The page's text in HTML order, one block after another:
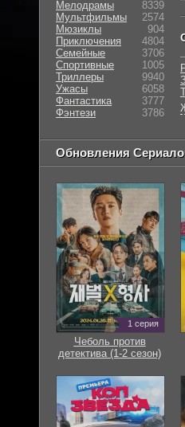
Мелодрамы
8339
Мультфильмы
2574
Мюзиклы
904
Приключения
4804
Семейные
3706
Cпортивные
1005
Триллеры
9940
Ужасы
6058
Фантастика
3777
Фэнтези
3786
Обновления
1 серия
Чеболь против
детектива (1-2 сезон)